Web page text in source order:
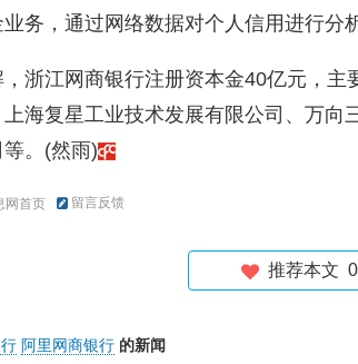
务，通过网络数据对个人信用进行分
浙江网商银行注册资本金40亿元，主
海复星工业技术发展有限公司、万向
。(然雨)
网首页 留言反馈
推荐本文 0
阿里网商银行 的新闻